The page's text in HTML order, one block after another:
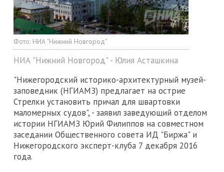
Фото: НИА "Нижний Новгород"
НИА "Нижний Новгород" - Юлия Асташкина
"Нижегородский историко-архитектурный музей-
заповедник (НГИАМЗ) предлагает на острие
Стрелки установить причал для швартовки
маломерных судов", - заявил заведующий отделом
истории НГИАМЗ Юрий Филиппов на совместном
заседании Общественного совета ИД "Биржа" и
Нижегородского эксперт-клуба 7 декабря 2016
года.